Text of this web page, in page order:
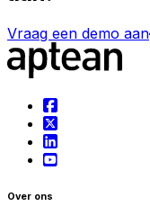
Vraag een demo aan
Over ons